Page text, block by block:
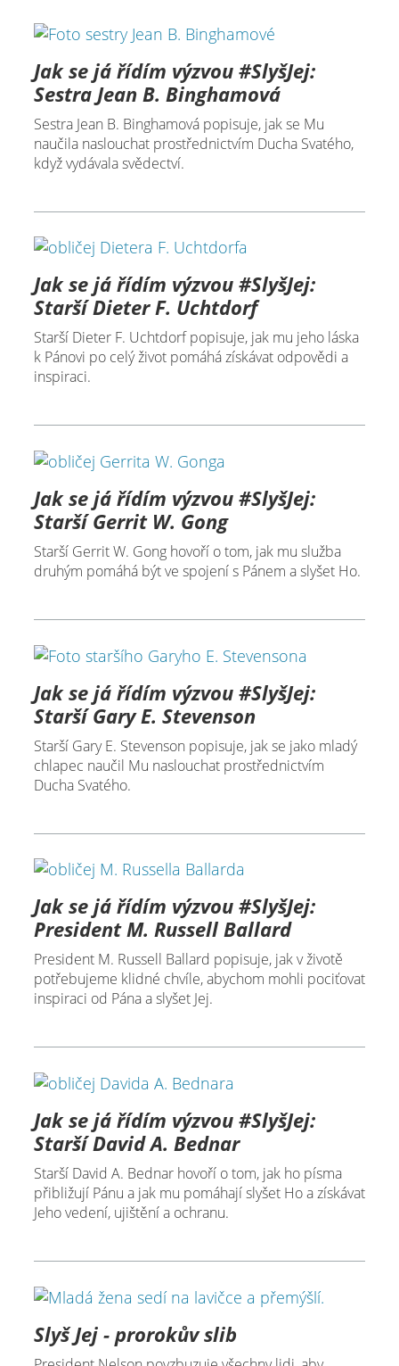
Jak se já řídím výzvou #SlyšJej:
Sestra Jean B. Binghamová
Sestra Jean B. Binghamová popisuje, jak se Mu
naučila naslouchat prostřednictvím Ducha Svatého,
když vydávala svědectví.
Jak se já řídím výzvou #SlyšJej:
Starší Dieter F. Uchtdorf
Starší Dieter F. Uchtdorf popisuje, jak mu jeho láska
k Pánovi po celý život pomáhá získávat odpovědi a
inspiraci.
Jak se já řídím výzvou #SlyšJej:
Starší Gerrit W. Gong
Starší Gerrit W. Gong hovoří o tom, jak mu služba
druhým pomáhá být ve spojení s Pánem a slyšet Ho.
Jak se já řídím výzvou #SlyšJej:
Starší Gary E. Stevenson
Starší Gary E. Stevenson popisuje, jak se jako mladý
chlapec naučil Mu naslouchat prostřednictvím
Ducha Svatého.
Jak se já řídím výzvou #SlyšJej:
President M. Russell Ballard
President M. Russell Ballard popisuje, jak v životě
potřebujeme klidné chvíle, abychom mohli pociťovat
inspiraci od Pána a slyšet Jej.
Jak se já řídím výzvou #SlyšJej:
Starší David A. Bednar
Starší David A. Bednar hovoří o tom, jak ho písma
přibližují Pánu a jak mu pomáhají slyšet Ho a získávat
Jeho vedení, ujištění a ochranu.
Slyš Jej - prorokův slib